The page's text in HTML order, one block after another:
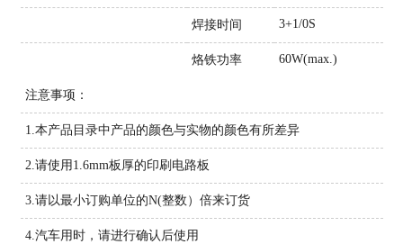
焊接时间 3+1/0S
烙铁功率 60W(max.)
注意事项：
1.本产品目录中产品的颜色与实物的颜色有所差异
2.请使用1.6mm板厚的印刷电路板
3.请以最小订购单位的N(整数）倍来订货
4.汽车用时，请进行确认后使用